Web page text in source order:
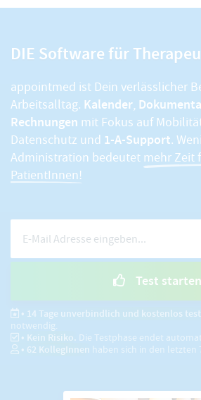
DIE Software für
appointmed ist Dein verlässlicher
Arbeitsalltag. Kalender,
Rechnungen mit Fokus auf
Datenschutz und 1-A-Support.
Administration bedeutet mehr Zeit
PatientInnen!
Test starten
• 14 Tage unverbindlich und kostenlos
notwendig.
• Kein Risiko. Die Testphase endet
• 62 KollegInnen haben sich in den letzten